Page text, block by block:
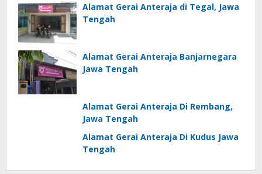
Alamat Gerai Anteraja di Tegal, Jawa
Tengah
Alamat Gerai Anteraja Banjarnegara
Jawa Tengah
Alamat Gerai Anteraja Di Rembang,
Jawa Tengah
Alamat Gerai Anteraja Di Kudus Jawa
Tengah